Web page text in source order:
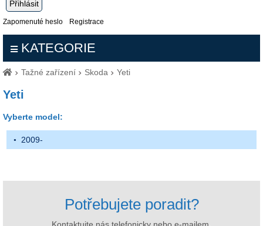
Zapomenuté heslo Registrace
KATEGORIE
Tažné zařízení Skoda Yeti
Yeti
Vyberte model:
2009-
Potřebujete poradit?